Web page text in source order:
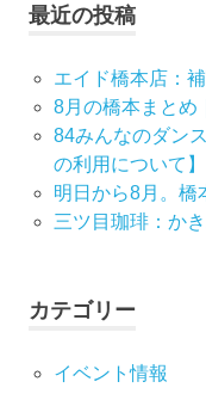
ゲ
ー
シ
ョ
ン
最近の投稿
エイド橋本店：
8月の橋本まとめ
84みんなのダン
の利用について】
明日から8月。橋
三ツ目珈琲：か
カテゴリー
イベント情報